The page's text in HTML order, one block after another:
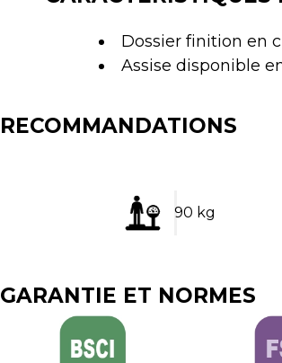
Dossier finition en
Assise disponible
RECOMMANDATIONS
90 kg
GARANTIE ET NORMES